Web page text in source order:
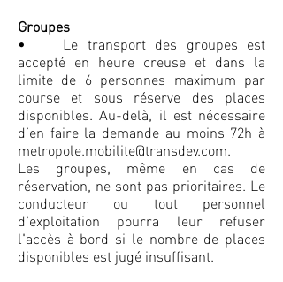
Groupes
• Le transport des groupes est
accepté en heure creuse et dans la
limite de 6 personnes maximum par
course et sous réserve des places
disponibles. Au-delà, il est nécessaire
d’en faire la demande au moins 72h à
metropole.mobilite@transdev.com.
Les groupes, même en cas de
réservation, ne sont pas prioritaires. Le
conducteur ou tout personnel
d'exploitation pourra leur refuser
l'accès à bord si le nombre de places
disponibles est jugé insuffisant.